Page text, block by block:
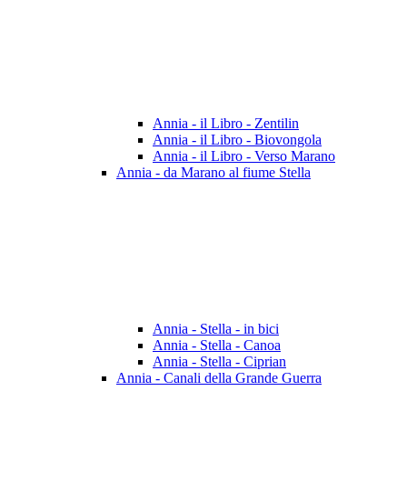
Annia - il Libro - Zentilin
Annia - il Libro - Biovongola
Annia - il Libro - Verso Marano
Annia - da Marano al fiume Stella
Annia - Stella - in bici
Annia - Stella - Canoa
Annia - Stella - Ciprian
Annia - Canali della Grande Guerra